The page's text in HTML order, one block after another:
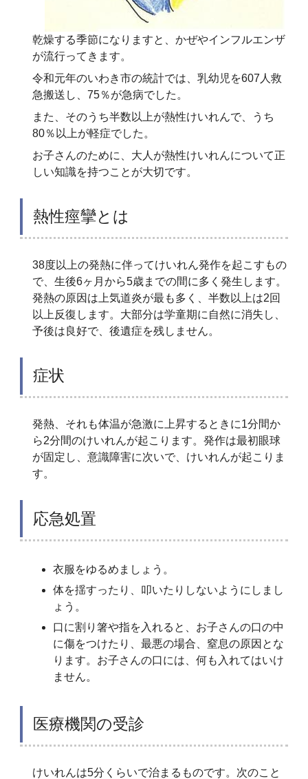
乾燥する季節になりますと、かぜやインフルエンザ
が流行ってきます。
令和元年のいわき市の統計では、乳幼児を607人救
急搬送し、75％が急病でした。
また、そのうち半数以上が熱性けいれんで、うち
80％以上が軽症でした。
お子さんのために、大人が熱性けいれんについて正
しい知識を持つことが大切です。
熱性痙攣とは
38度以上の発熱に伴ってけいれん発作を起こすもの
で、生後6ヶ月から5歳までの間に多く発生します。
発熱の原因は上気道炎が最も多く、半数以上は2回
以上反復します。大部分は学童期に自然に消失し、
予後は良好で、後遺症を残しません。
症状
発熱、それも体温が急激に上昇するときに1分間か
ら2分間のけいれんが起こります。発作は最初眼球
が固定し、意識障害に次いで、けいれんが起こりま
す。
応急処置
衣服をゆるめましょう。
体を揺すったり、叩いたりしないようにしまし
ょう。
口に割り箸や指を入れると、お子さんの口の中
に傷をつけたり、最悪の場合、窒息の原因とな
ります。お子さんの口には、何も入れてはいけ
ません。
医療機関の受診
けいれんは5分くらいで治まるものです。次のこと